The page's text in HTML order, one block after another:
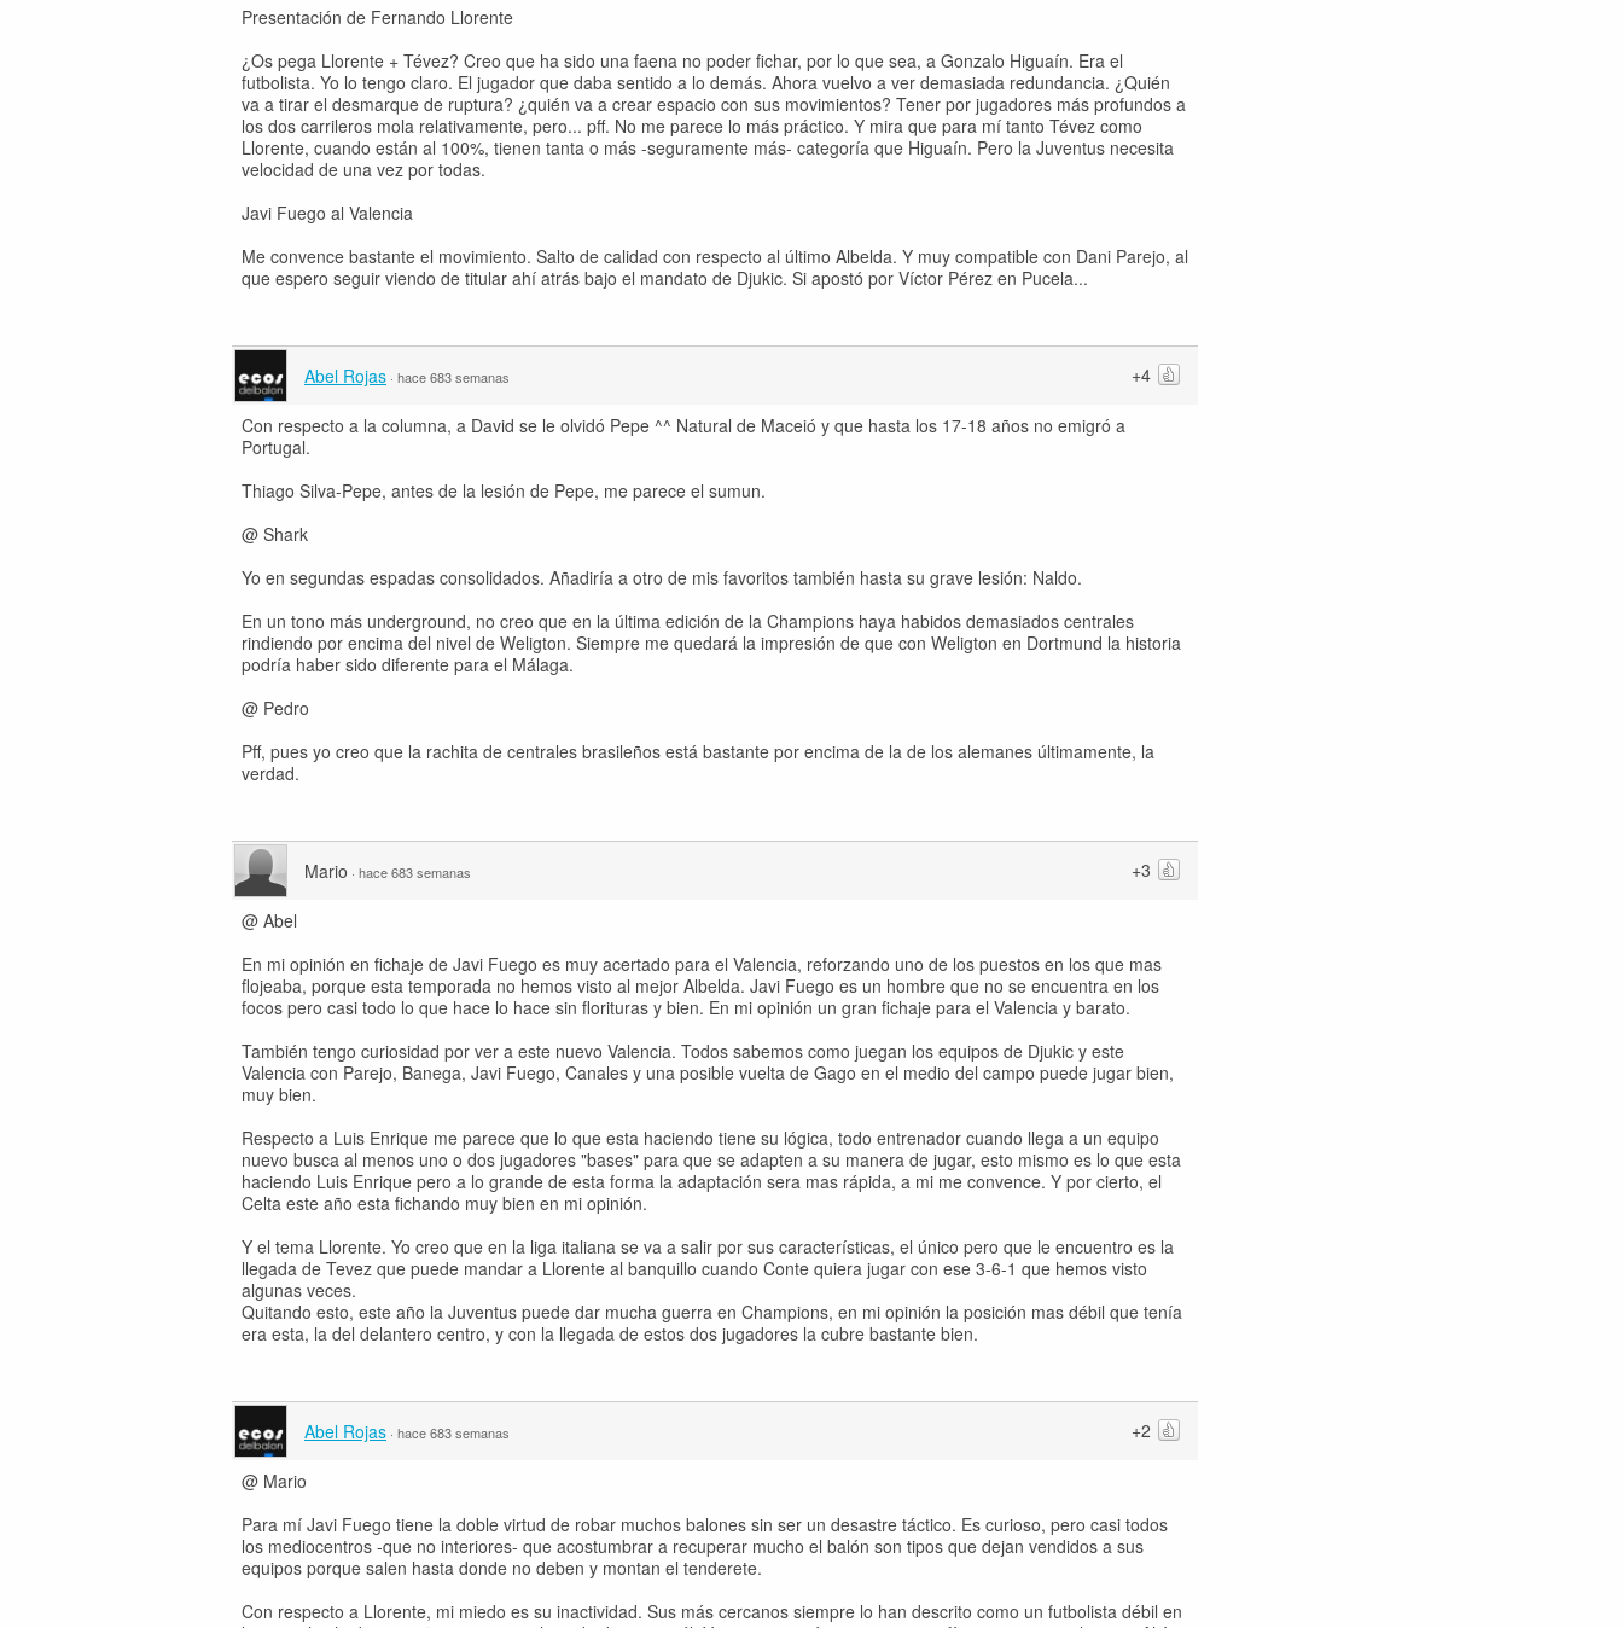
Presentación de Fernando Llorente
¿Os pega Llorente + Tévez? Creo que ha sido una faena no poder fichar, por lo que sea, a Gonzalo Higuaín. Era el
futbolista. Yo lo tengo claro. El jugador que daba sentido a lo demás. Ahora vuelvo a ver demasiada redundancia. ¿Quién
va a tirar el desmarque de ruptura? ¿quién va a crear espacio con sus movimientos? Tener por jugadores más profundos a
los dos carrileros mola relativamente, pero... pff. No me parece lo más práctico. Y mira que para mí tanto Tévez como
Llorente, cuando están al 100%, tienen tanta o más -seguramente más- categoría que Higuaín. Pero la Juventus necesita
velocidad de una vez por todas.
Javi Fuego al Valencia
Me convence bastante el movimiento. Salto de calidad con respecto al último Albelda. Y muy compatible con Dani Parejo, al
que espero seguir viendo de titular ahí atrás bajo el mandato de Djukic. Si apostó por Víctor Pérez en Pucela...
+4
Abel Rojas · hace 683 semanas
Con respecto a la columna, a David se le olvidó Pepe ^^ Natural de Maceió y que hasta los 17-18 años no emigró a
Portugal.
Thiago Silva-Pepe, antes de la lesión de Pepe, me parece el sumun.
@ Shark
Yo en segundas espadas consolidados. Añadiría a otro de mis favoritos también hasta su grave lesión: Naldo.
En un tono más underground, no creo que en la última edición de la Champions haya habidos demasiados centrales
rindiendo por encima del nivel de Weligton. Siempre me quedará la impresión de que con Weligton en Dortmund la historia
podría haber sido diferente para el Málaga.
@ Pedro
Pff, pues yo creo que la rachita de centrales brasileños está bastante por encima de la de los alemanes últimamente, la
verdad.
+3
Mario · hace 683 semanas
@ Abel
En mi opinión en fichaje de Javi Fuego es muy acertado para el Valencia, reforzando uno de los puestos en los que mas
flojeaba, porque esta temporada no hemos visto al mejor Albelda. Javi Fuego es un hombre que no se encuentra en los
focos pero casi todo lo que hace lo hace sin florituras y bien. En mi opinión un gran fichaje para el Valencia y barato.
También tengo curiosidad por ver a este nuevo Valencia. Todos sabemos como juegan los equipos de Djukic y este
Valencia con Parejo, Banega, Javi Fuego, Canales y una posible vuelta de Gago en el medio del campo puede jugar bien,
muy bien.
Respecto a Luis Enrique me parece que lo que esta haciendo tiene su lógica, todo entrenador cuando llega a un equipo
nuevo busca al menos uno o dos jugadores "bases" para que se adapten a su manera de jugar, esto mismo es lo que esta
haciendo Luis Enrique pero a lo grande de esta forma la adaptación sera mas rápida, a mi me convence. Y por cierto, el
Celta este año esta fichando muy bien en mi opinión.
Y el tema Llorente. Yo creo que en la liga italiana se va a salir por sus características, el único pero que le encuentro es la
llegada de Tevez que puede mandar a Llorente al banquillo cuando Conte quiera jugar con ese 3-6-1 que hemos visto
algunas veces.
Quitando esto, este año la Juventus puede dar mucha guerra en Champions, en mi opinión la posición mas débil que tenía
era esta, la del delantero centro, y con la llegada de estos dos jugadores la cubre bastante bien.
+2
Abel Rojas · hace 683 semanas
@ Mario
Para mí Javi Fuego tiene la doble virtud de robar muchos balones sin ser un desastre táctico. Es curioso, pero casi todos
los mediocentros -que no interiores- que acostumbrar a recuperar mucho el balón son tipos que dejan vendidos a sus
equipos porque salen hasta donde no deben y montan el tenderete.
Con respecto a Llorente, mi miedo es su inactividad. Sus más cercanos siempre lo han descrito como un futbolista débil en